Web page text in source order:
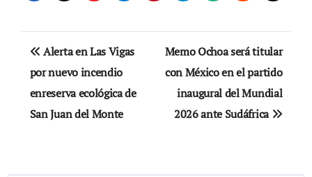
Navegación
de
entradas
Alerta en Las Vigas
por nuevo incendio
enreserva ecológica de
San Juan del Monte
Memo Ochoa será titular
con México en el partido
inaugural del Mundial
2026 ante Sudáfrica